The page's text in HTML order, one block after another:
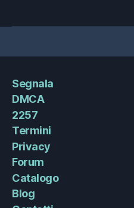
Segnala
DMCA
2257
Termini
Privacy
Forum
Catalogo
Blog